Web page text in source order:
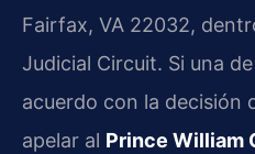
Fairfax, VA 22032,
Judicial Circuit. Si una
acuerdo con la decisión
apelar al Prince William